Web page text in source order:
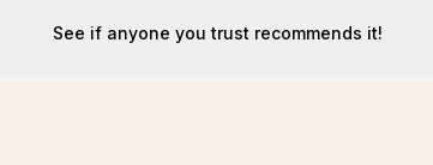
See if anyone you trust recommends it!